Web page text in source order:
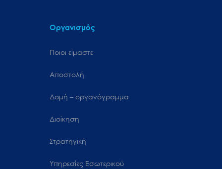
Οργανισμός
Ποιοι είμαστε
Αποστολή
Δομή – οργανόγραμμα
Διοίκηση
Στρατηγική
Υπηρεσίες Εσωτερικού